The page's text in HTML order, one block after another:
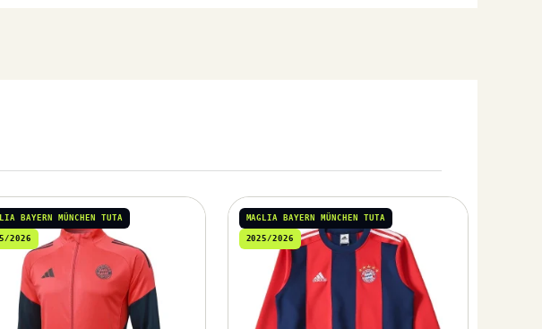
BAYERN MÜNCHEN TUTA
2026
MAGLIA BAYERN MÜNCHEN TUTA
2025/2026